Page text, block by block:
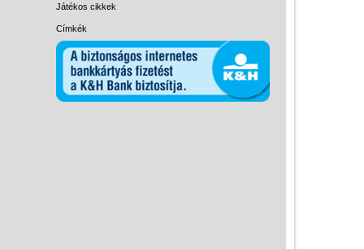
Játékos cikkek
Címkék
Papírszínház
Pixelhobby